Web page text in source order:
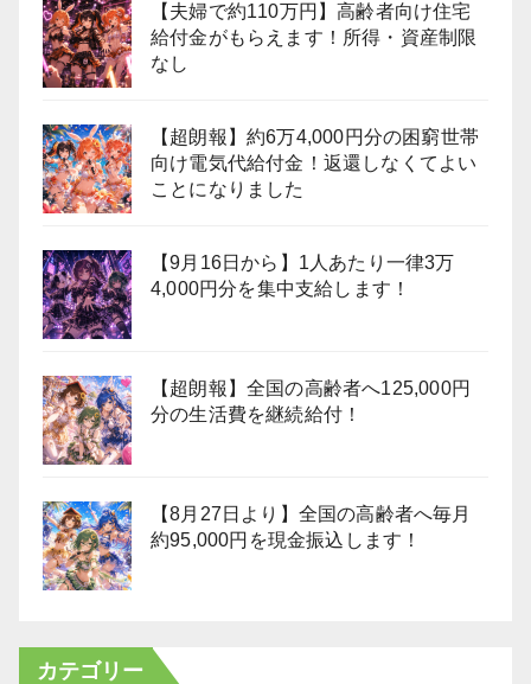
【夫婦で約110万円】高齢者向け住宅
給付金がもらえます！所得・資産制限
なし
【超朗報】約6万4,000円分の困窮世帯
向け電気代給付金！返還しなくてよい
ことになりました
【9月16日から】1人あたり一律3万
4,000円分を集中支給します！
【超朗報】全国の高齢者へ125,000円
分の生活費を継続給付！
【8月27日より】全国の高齢者へ毎月
約95,000円を現金振込します！
カテゴリー